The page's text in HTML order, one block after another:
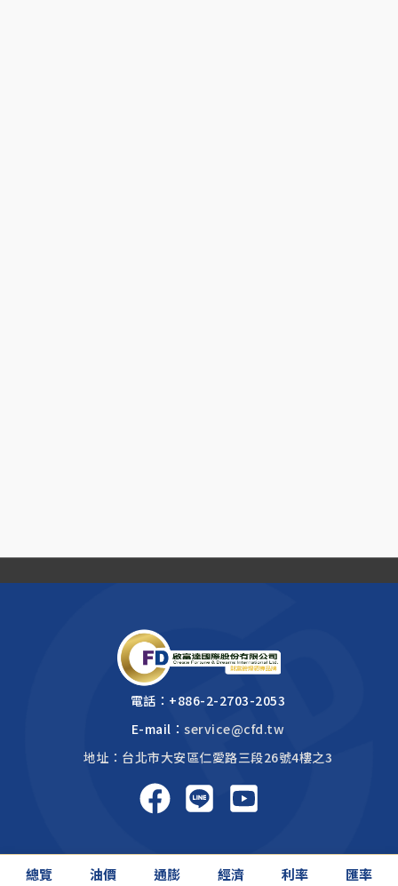
總覽 油價 通膨 經濟 利率 匯率
電話： +886-2-2703-2053
E-mail：service@cfd.tw
地址：台北市大安區仁愛路三段26號4樓之3
啟富達國際 2026 © All rights reserved.
網頁設計公司
: 振作國際